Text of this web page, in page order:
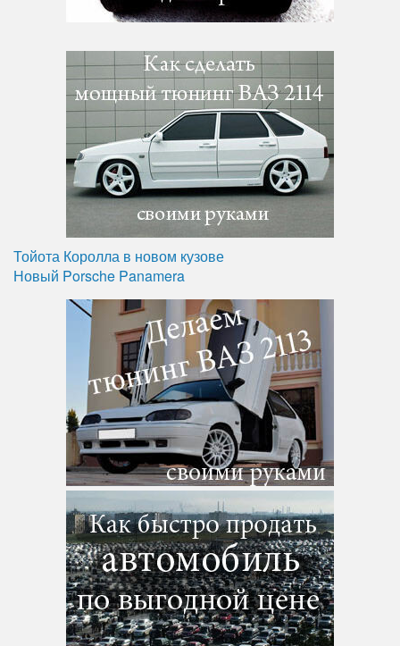
Тойота Королла в новом кузове
Новый Porsche Panamera